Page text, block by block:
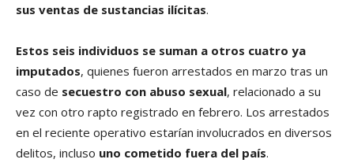
sus ventas de sustancias ilícitas.
Estos seis individuos se suman a otros cuatro ya
imputados, quienes fueron arrestados en marzo tras un
caso de secuestro con abuso sexual, relacionado a su
vez con otro rapto registrado en febrero. Los arrestados
en el reciente operativo estarían involucrados en diversos
delitos, incluso uno cometido fuera del país.